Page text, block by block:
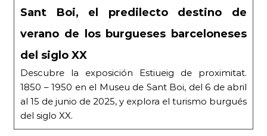
Sant Boi, el predilecto destino de
verano de los burgueses barceloneses
del siglo XX
Descubre la exposición Estiueig de proximitat.
1850 – 1950 en el Museu de Sant Boi, del 6 de abril
al 15 de junio de 2025, y explora el turismo burgués
del siglo XX.